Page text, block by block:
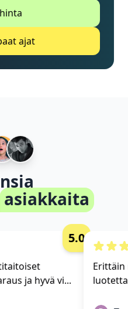
ajat
asiakkaita
ja hyvä vi...
5.0
Erittäin